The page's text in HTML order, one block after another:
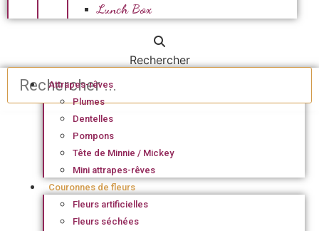
Lunch Box
Rechercher
Attrapes-rêves
Plumes
Dentelles
Pompons
Tête de Minnie / Mickey
Mini attrapes-rêves
Couronnes de fleurs
Fleurs artificielles
Fleurs séchées